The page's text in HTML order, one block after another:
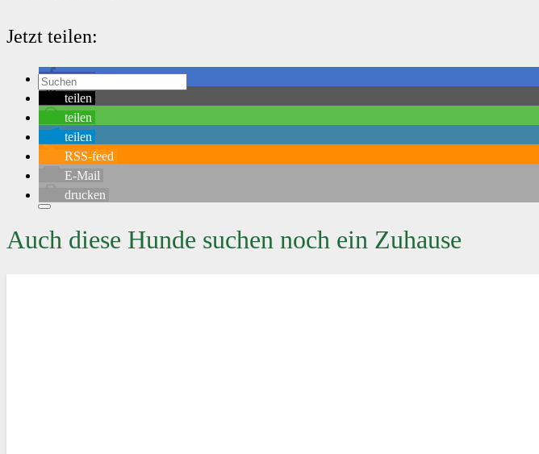
Jetzt teilen:
teilen
teilen
teilen
teilen
RSS-feed
E-Mail
drucken
Auch diese Hunde suchen noch ein Zuhause